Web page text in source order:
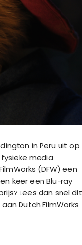
in Peru uit op
fysieke media
(DFW) een
keer een Blu-ray
Lees dan snel dit
Dutch FilmWorks